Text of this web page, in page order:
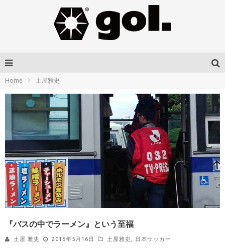
Home 土屋雅史
『バスの中でラーメン』という至福
土屋 雅史 2016年5月16日 土屋雅史 日本サッカー